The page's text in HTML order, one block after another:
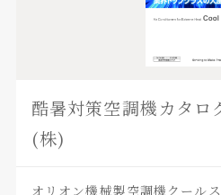
酷暑対策空調機カタロ
(株)
オリオン機械製空調機クール